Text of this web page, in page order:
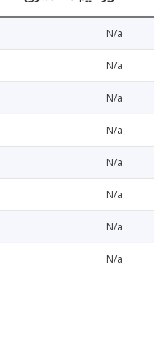
N/a
N/a
N/a
N/a
N/a
N/a
N/a
N/a